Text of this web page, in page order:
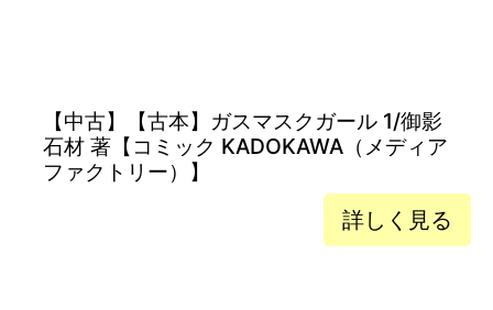
【中古】【古本】ガスマスクガール 1/御影
石材 著【コミック KADOKAWA（メディア
ファクトリー）】
詳しく見る